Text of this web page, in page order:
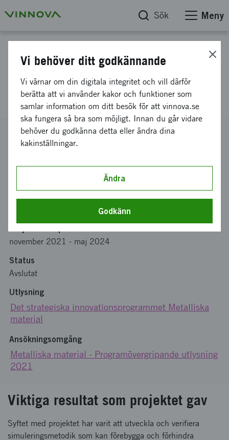
Sök Meny
Component Scale Modelling
Link to Materials Development
Diarienummer
2021-04009
Koordinator
RISE Research Institutes of Sweden AB
Bidrag från Vinnova
november 2021 - maj 2024
Status
Avslutat
Utlysning
Det strategiska innovationsprogrammet Metalliska
material
Ansökningsomgång
Metalliska material - Programövergripande utlysning
2021
Viktiga resultat som projektet gav
Syftet med projektet har varit att utveckla och verifiera
simuleringsmetodik som kan förebygga och förhindra
Vi behöver ditt godkännande
Vi värnar om din digitala integritet och vill därför
berätta att vi använder kakor och funktioner som
samlar information om ditt besök för att vinnova.se
ska fungera så bra som möjligt. Innan du går vidare
behöver du godkänna detta eller ändra dina
kakinställningar.
Ändra
Godkänn